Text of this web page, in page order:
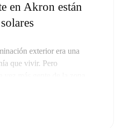
en Akron están
exterior era una
que vivir. Pero
Una vez que compras